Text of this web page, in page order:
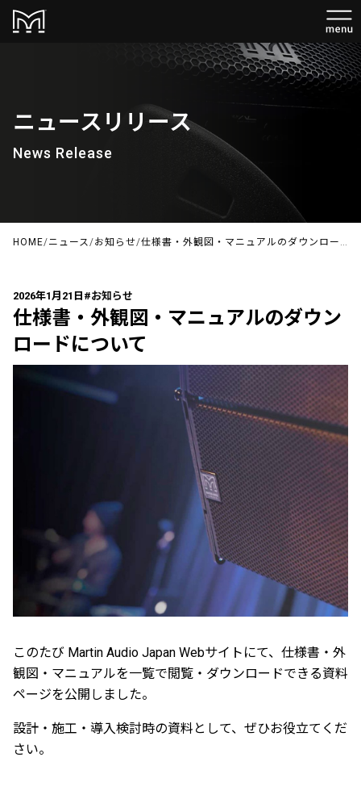
ニュースリリース
News Release
HOME/ニュース/お知らせ/仕様書・外観図・マニュアルのダウンロードについて
2026年1月21日 #お知らせ
仕様書・外観図・マニュアルのダウン
ロードについて
このたび Martin Audio Japan Webサイトにて、仕様書・外
観図・マニュアルを一覧で閲覧・ダウンロードできる資料
ページを公開しました。
設計・施工・導入検討時の資料として、ぜひお役立てくだ
さい。